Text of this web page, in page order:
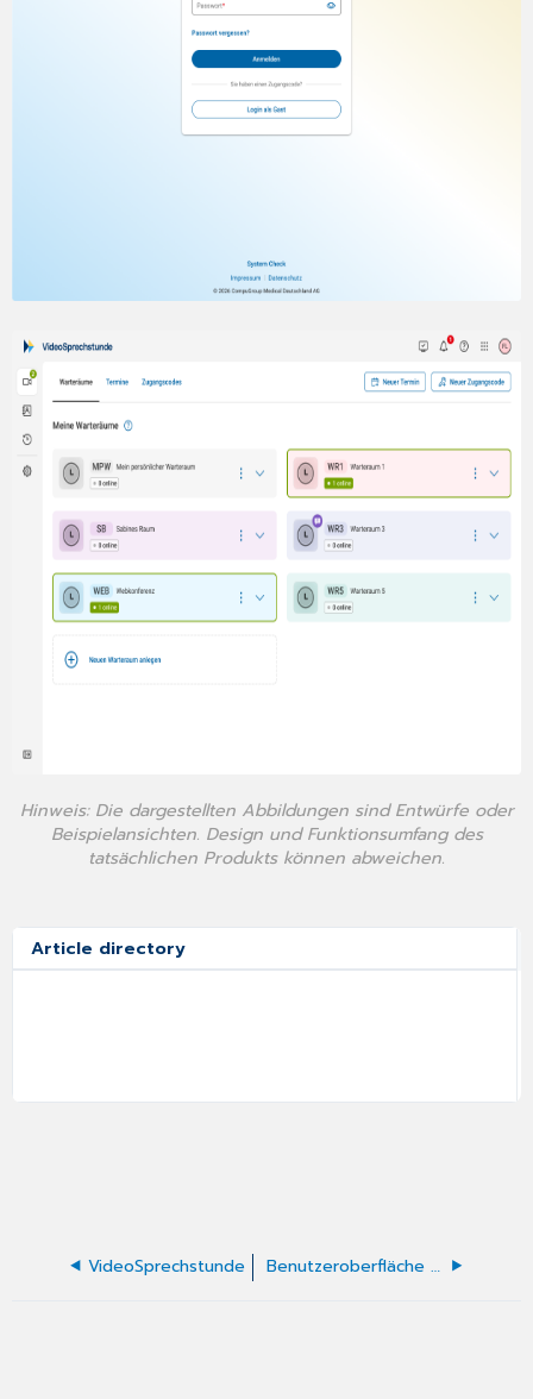
Hinweis: Die dargestellten Abbildungen sind Entwürfe oder
Beispielansichten. Design und Funktionsumfang des
tatsächlichen Produkts können abweichen.
Article directory
VideoSprechstunde Benutzeroberfläche für Fachpersonal - VideoSprechstunde